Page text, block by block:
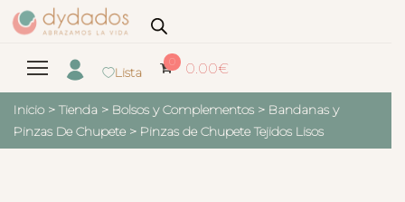
Lista
0 0.00€
Inicio > Tienda > Bolsos y Complementos > Bandanas y
Pinzas De Chupete > Pinzas de Chupete Tejidos Lisos